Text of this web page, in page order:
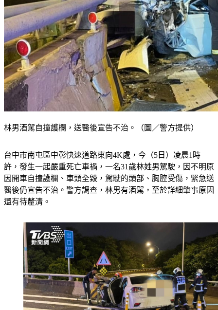
林男酒駕自撞護欄，送醫後宣告不治。（圖／警方提供）
台中市南屯區中彰快速道路東向4K處，今（5日）凌晨1時
許，發生一起嚴重死亡車禍，一名31歲林姓男駕駛，因不明原
因開車自撞護欄、車頭全毀，駕駛的頭部、胸腔受傷，緊急送
醫後仍宣告不治。警方調查，林男有酒駕，至於詳細肇事原因
還有待釐清。